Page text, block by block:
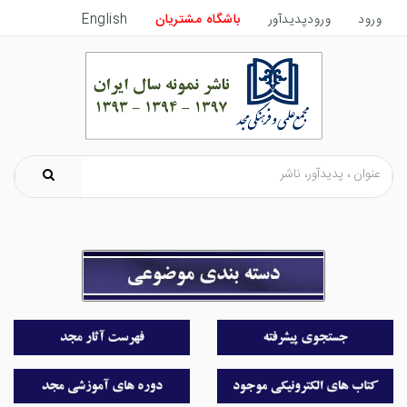
ورود ورودپدیدآور باشگاه مشتریان English